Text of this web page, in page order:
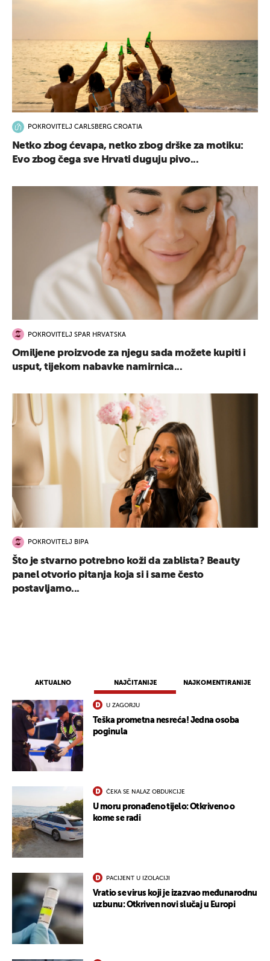
AKTUALNO NAJČITANIJE NAJKOMENTIRANIJE
U ZAGORJU
Teška prometna nesreća! Jedna osoba
poginula
ČEKA SE NALAZ OBDUKCIJE
U moru pronađeno tijelo: Otkriveno o
kome se radi
PACIJENT U IZOLACIJI
Vratio se virus koji je izazvao međunarodnu
uzbunu: Otkriven novi slučaj u Europi
POKROVITELJ CARLSBERG CROATIA
Netko zbog ćevapa, netko zbog drške za motiku:
Evo zbog čega sve Hrvati duguju pivo...
POKROVITELJ SPAR HRVATSKA
Omiljene proizvode za njegu sada možete kupiti i
usput, tijekom nabavke namirnica...
POKROVITELJ BIPA
Što je stvarno potrebno koži da zablista? Beauty
panel otvorio pitanja koja si i same često
postavljamo...